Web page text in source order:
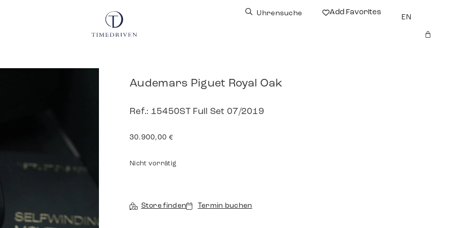
Uhrensuche Add Favorites
EN
Audemars Piguet Royal Oak
Ref.: 15450ST Full Set 07/2019
30.900,00 €
Nicht vorrätig
Store finden Termin buchen